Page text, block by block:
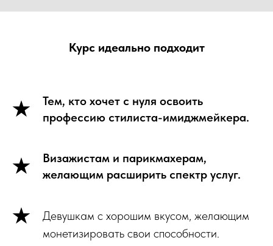
Курс идеально подходит
Тем, кто хочет с нуля освоить
профессию стилиста-имиджмейкера.
Визажистам и парикмахерам,
желающим расширить спектр услуг.
Девушкам с хорошим вкусом, желающим
монетизировать свои способности.